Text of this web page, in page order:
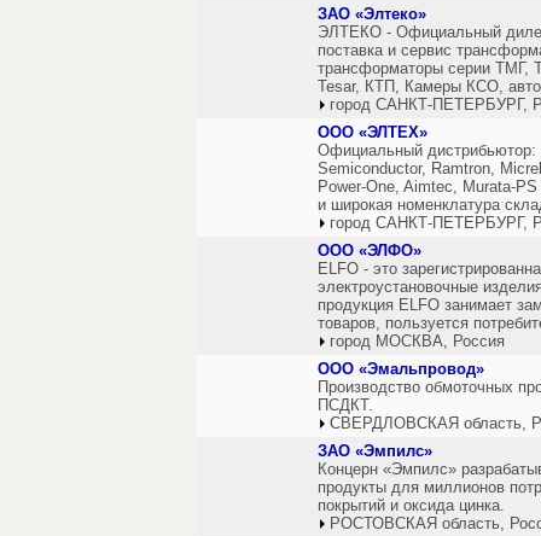
ЗАО «Элтеко»
ЭЛТЕКО - Официальный дилер
поставка и сервис
трансформаторы серии ТМГ,
Tesar, КТП, Камеры КСО,
город САНКТ-ПЕТЕРБУРГ,
ООО «ЭЛТЕХ»
Официальный дистрибьютор:
Semiconductor, Ramtron,
Power-One, Aimtec, Murata-
и широкая номенклатура
город САНКТ-ПЕТЕРБУРГ,
ООО «ЭЛФО»
ELFO - это
электроустановочные
продукция ELFO занимает
товаров, пользуется
город МОСКВА, Россия
ООО «Эмальпровод»
Производство обмоточных
ПСДКТ.
СВЕРДЛОВСКАЯ область,
ЗАО «Эмпилс»
Концерн «Эмпилс»
продукты для миллионов
покрытий и оксида цинка.
РОСТОВСКАЯ область,